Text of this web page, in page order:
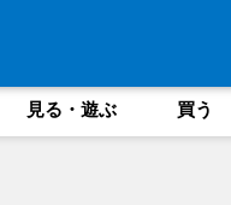
見る・遊ぶ 買う